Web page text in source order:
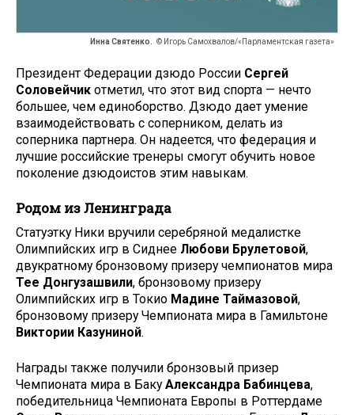
Инна Святенко. © Игорь Самохвалов/«Парламентская газета»
Президент Федерации дзюдо России Сергей
Соловейчик отметил, что этот вид спорта — нечто
большее, чем единоборство. Дзюдо дает умение
взаимодействовать с соперником, делать из
соперника партнера. Он надеется, что федерация и
лучшие российские тренеры смогут обучить новое
поколение дзюдоистов этим навыкам.
Родом из Ленинграда
Статуэтку Ники вручили серебряной медалистке
Олимпийских игр в Сиднее Любови Брулетовой,
двукратному бронзовому призеру чемпионатов мира
Тее Донгузашвили, бронзовому призеру
Олимпийских игр в Токио Мадине Таймазовой,
бронзовому призеру Чемпионата мира в Гамильтоне
Виктории Казуниной.
Награды также получили бронзовый призер
Чемпионата мира в БакуАлександра Бабинцева,
победительница Чемпионата Европы в Роттердаме